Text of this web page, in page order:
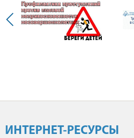
ИНТЕРНЕТ-РЕСУРСЫ